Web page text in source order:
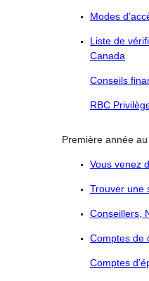
Modes
Liste de
Canada
Conseils
RBC
Première année
Vous venez
Trouver une
Conseillers,
Comptes de
Comptes